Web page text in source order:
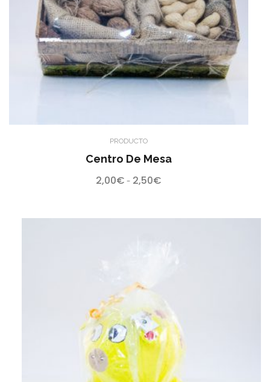
PRODUCTO
Centro De Mesa
2,00€ - 2,50€